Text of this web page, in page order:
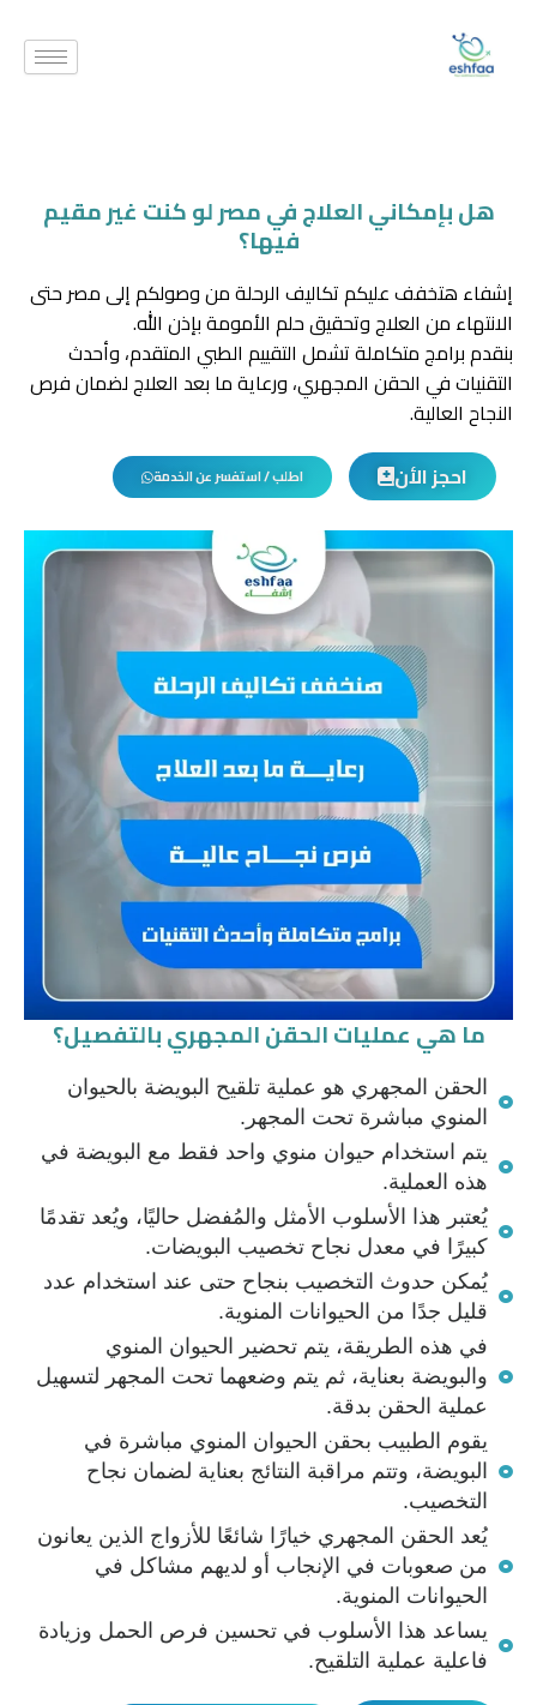
المحتوى
هل بإمكاني العلاج في مصر لو كنت غير مقيم
فيها؟
إشفاء هتخفف عليكم تكاليف الرحلة من وصولكم إلى مصر حتى
الانتهاء من العلاج وتحقيق حلم الأمومة بإذن الله.
بنقدم برامج متكاملة تشمل التقييم الطبي المتقدم، وأحدث
التقنيات في الحقن المجهري، ورعاية ما بعد العلاج لضمان فرص
النجاح العالية.
احجز الأن
اطلب / استفسر عن الخدمة
ما هي عمليات الحقن المجهري بالتفصيل؟
الحقن المجهري هو عملية تلقيح البويضة بالحيوان
المنوي مباشرة تحت المجهر.
يتم استخدام حيوان منوي واحد فقط مع البويضة في
هذه العملية.
يُعتبر هذا الأسلوب الأمثل والمُفضل حاليًا، ويُعد تقدمًا
كبيرًا في معدل نجاح تخصيب البويضات.
يُمكن حدوث التخصيب بنجاح حتى عند استخدام عدد
قليل جدًا من الحيوانات المنوية.
في هذه الطريقة، يتم تحضير الحيوان المنوي
والبويضة بعناية، ثم يتم وضعهما تحت المجهر لتسهيل
عملية الحقن بدقة.
يقوم الطبيب بحقن الحيوان المنوي مباشرة في
البويضة، وتتم مراقبة النتائج بعناية لضمان نجاح
التخصيب.
يُعد الحقن المجهري خيارًا شائعًا للأزواج الذين يعانون
من صعوبات في الإنجاب أو لديهم مشاكل في
الحيوانات المنوية.
يساعد هذا الأسلوب في تحسين فرص الحمل وزيادة
فاعلية عملية التلقيح.